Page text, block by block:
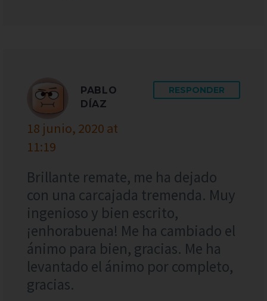
PABLO
DÍAZ
18 junio, 2020 at
11:19
RESPONDER
Brillante remate, me ha dejado
con una carcajada tremenda. Muy
ingenioso y bien escrito,
¡enhorabuena! Me ha cambiado el
ánimo para bien, gracias. Me ha
levantado el ánimo por completo,
gracias.